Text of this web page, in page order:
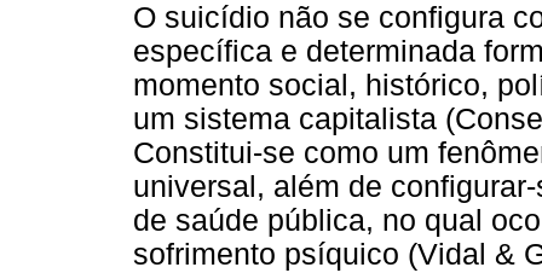
O suicídio não se configura
específica e determinada
momento social, histórico,
um sistema capitalista
Constitui-se como um
universal, além de
de saúde pública, no qual
sofrimento psíquico (Vidal &